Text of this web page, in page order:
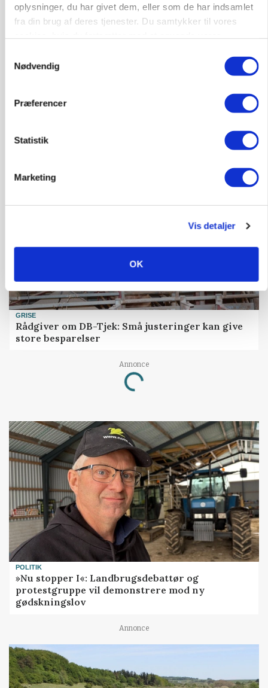
oplysninger, du har givet dem, eller som de har indsamlet
fra din brug af deres tjenester. Du samtykker til vores
Nødvendig
Præferencer
Statistik
Marketing
Vis detaljer
OK
Prisgab på 20 kroner pr. kg vokser: Polsk kylling
GRISE
Rådgiver om DB-Tjek: Små justeringer kan give
store besparelser
Annonce
Loading...
POLITIK
»Nu stopper I«: Landbrugsdebattør og
protestgruppe vil demonstrere mod ny
gødskningslov
Annonce